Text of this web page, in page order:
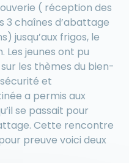
( réception des
3 chaînes d’abattage
jusqu’aux frigos, le
Les jeunes ont pu
les thèmes du bien-
et
a permis aux
se passait pour
Cette rencontre
preuve voici deux